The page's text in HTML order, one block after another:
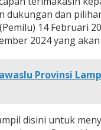
dukungan dan
14 Februari
2024 yang
Provinsi
disini untuk